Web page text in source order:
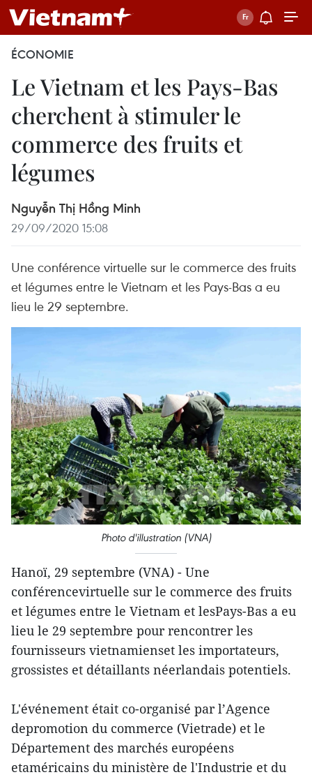
ÉCONOMIE
Le Vietnam et les Pays-Bas
cherchent à stimuler le
commerce des fruits et
légumes
Nguyễn Thị Hồng Minh
29/09/2020 15:08
Une conférence virtuelle sur le commerce des fruits
et légumes entre le Vietnam et les Pays-Bas a eu
lieu le 29 septembre.
Photo d'illustration (VNA)
Hanoï, 29 septembre (VNA) - Une
conférencevirtuelle sur le commerce des fruits
et légumes entre le Vietnam et lesPays-Bas a eu
lieu le 29 septembre pour rencontrer les
fournisseurs vietnamienset les importateurs,
grossistes et détaillants néerlandais potentiels.
L'événement était co-organisé par l’Agence
depromotion du commerce (Vietrade) et le
Département des marchés européens
etaméricains du ministère de l'Industrie et du